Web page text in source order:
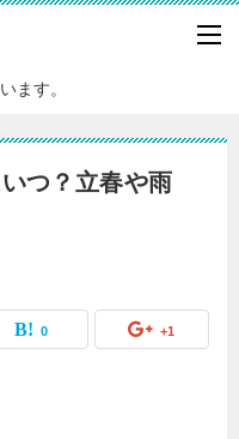
ます。
つ？立春や雨
0 +1